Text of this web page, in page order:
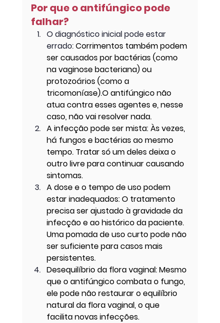
Por que o antifúngico pode
falhar?
O diagnóstico inicial pode estar
errado: Corrimentos também podem
ser causados por bactérias (como
na vaginose bacteriana) ou
protozoários (como a
tricomoníase).O antifúngico não
atua contra esses agentes e, nesse
caso, não vai resolver nada.
A infecção pode ser mista: Às vezes,
há fungos e bactérias ao mesmo
tempo. Tratar só um deles deixa o
outro livre para continuar causando
sintomas.
A dose e o tempo de uso podem
estar inadequados: O tratamento
precisa ser ajustado à gravidade da
infecção e ao histórico da paciente.
Uma pomada de uso curto pode não
ser suficiente para casos mais
persistentes.
Desequilíbrio da flora vaginal: Mesmo
que o antifúngico combata o fungo,
ele pode não restaurar o equilíbrio
natural da flora vaginal, o que
facilita novas infecções.